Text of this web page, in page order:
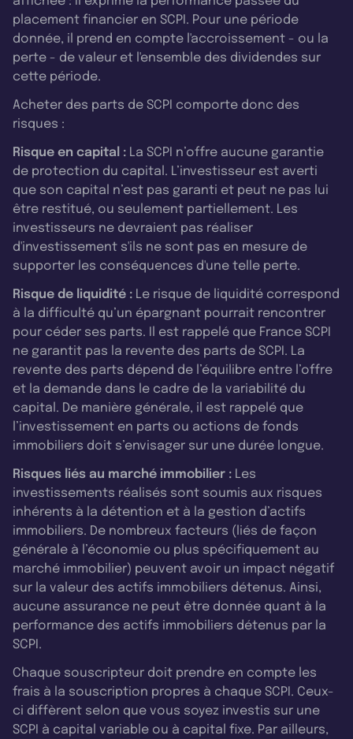
placement financier en SCPI. Pour une période
donnée, il prend en compte l'accroissement - ou la
perte - de valeur et l'ensemble des dividendes sur
cette période.
Acheter des parts de SCPI comporte donc des
risques :
Risque en capital : La SCPI n’offre aucune garantie
de protection du capital. L’investisseur est averti
que son capital n’est pas garanti et peut ne pas lui
être restitué, ou seulement partiellement. Les
investisseurs ne devraient pas réaliser
d'investissement s'ils ne sont pas en mesure de
supporter les conséquences d'une telle perte.
Risque de liquidité : Le risque de liquidité correspond
à la difficulté qu’un épargnant pourrait rencontrer
pour céder ses parts. Il est rappelé que France SCPI
ne garantit pas la revente des parts de SCPI. La
revente des parts dépend de l’équilibre entre l’offre
et la demande dans le cadre de la variabilité du
capital. De manière générale, il est rappelé que
l’investissement en parts ou actions de fonds
immobiliers doit s’envisager sur une durée longue.
Risques liés au marché immobilier : Les
investissements réalisés sont soumis aux risques
inhérents à la détention et à la gestion d’actifs
immobiliers. De nombreux facteurs (liés de façon
générale à l’économie ou plus spécifiquement au
marché immobilier) peuvent avoir un impact négatif
sur la valeur des actifs immobiliers détenus. Ainsi,
aucune assurance ne peut être donnée quant à la
performance des actifs immobiliers détenus par la
SCPI.
Chaque souscripteur doit prendre en compte les
frais à la souscription propres à chaque SCPI. Ceux-
ci diffèrent selon que vous soyez investis sur une
SCPI à capital variable ou à capital fixe. Par ailleurs,